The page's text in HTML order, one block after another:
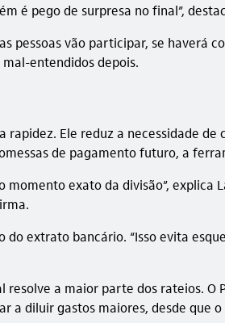
é pego de surpresa no final”,
vão participar, se haverá
entendidos depois.
Ele reduz a necessidade
de pagamento futuro, a
exato da divisão”, explica
extrato bancário. “Isso evita
a maior parte dos rateios.
a diluir gastos maiores, desde que